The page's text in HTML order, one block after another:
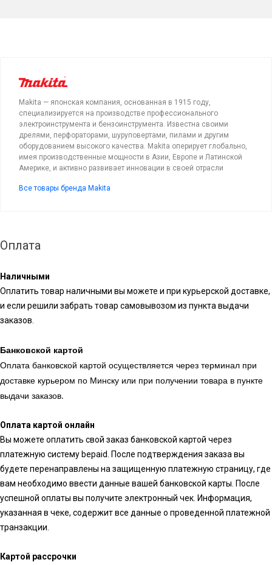
Makita — японская компания, основанная в 1915 году,
специализируется на производстве профессионального
электроинструмента и бензоинструмента. Известна своими
дрелями, перфораторами, шуруповертами, пилами и другим
оборудованием высокого качества. Makita оперирует глобально,
имея производственные мощности в Азии, Европе и Латинской
Америке, и активно развивает инновации в своей отрасли
Все товары бренда Makita
Оплата
Наличными
Оплатить товар наличными вы можете и при курьерской доставке,
и если решили забрать товар самовывозом из пункта выдачи
заказов.
Банковской картой
Оплата банковской картой осуществляется через терминал при
доставке курьером по Минску или при получении товара в пункте
выдачи заказов.
Оплата картой онлайн
Вы можете оплатить свой заказ банковской картой через
платежную систему bepaid. После подтверждения заказа вы
будете перенаправлены на защищенную платежную страницу, где
вам необходимо ввести данные вашей банковской карты. После
успешной оплаты вы получите электронный чек. Информация,
указанная в чеке, содержит все данные о проведенной платежной
транзакции.
Картой рассрочки